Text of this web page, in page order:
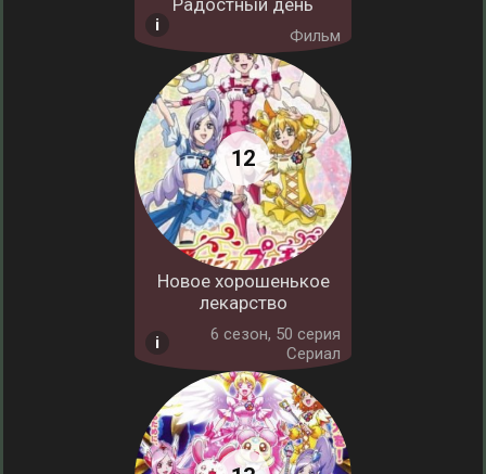
Радостный день
Фильм
Новое хорошенькое
лекарство
6 cезон, 50 серия
Сериал